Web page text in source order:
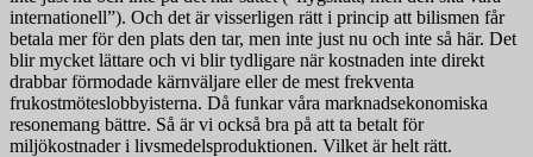
internationell”). Och det är visserligen rätt i princip att bilismen får
betala mer för den plats den tar, men inte just nu och inte så här. Det
blir mycket lättare och vi blir tydligare när kostnaden inte direkt
drabbar förmodade kärnväljare eller de mest frekventa
frukostmöteslobbyisterna. Då funkar våra marknadsekonomiska
resonemang bättre. Så är vi också bra på att ta betalt för
miljökostnader i livsmedelsproduktionen. Vilket är helt rätt.